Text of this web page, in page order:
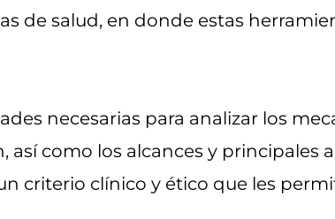
de salud, en donde estas
necesarias para analizar los
como los alcances y principales
criterio clínico y ético que les